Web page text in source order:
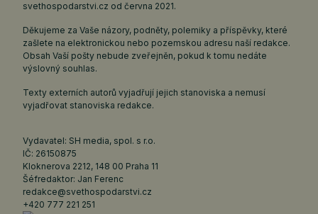
svethospodarstvi.cz od června 2021.
Děkujeme za Vaše názory, podněty, polemiky a příspěvky, které
zašlete na elektronickou nebo pozemskou adresu naší redakce.
Obsah Vaší pošty nebude zveřejněn, pokud k tomu nedáte
výslovný souhlas.
Texty externích autorů vyjadřují jejich stanoviska a nemusí
vyjadřovat stanoviska redakce.
Vydavatel: SH media, spol. s r.o.
IČ: 26150875
Kloknerova 2212, 148 00 Praha 11
Šéfredaktor: Jan Ferenc
redakce@svethospodarstvi.cz
+420 777 221 251